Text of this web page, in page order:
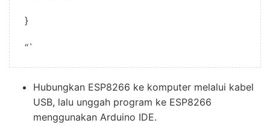
}
“`
Hubungkan ESP8266 ke komputer melalui kabel
USB, lalu unggah program ke ESP8266
menggunakan Arduino IDE.